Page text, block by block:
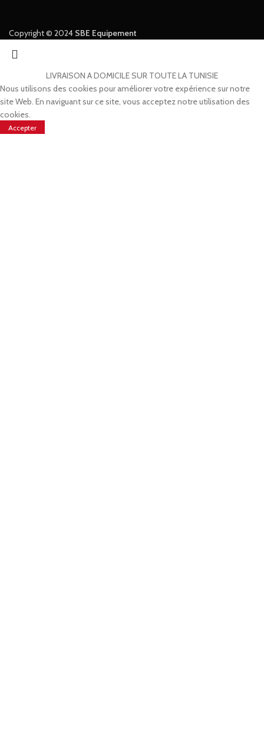
Copyright © 2024 SBE Equipement
LIVRAISON A DOMICILE SUR TOUTE LA TUNISIE
Nous utilisons des cookies pour améliorer votre expérience sur notre
site Web. En naviguant sur ce site, vous acceptez notre utilisation des
cookies.
Accepter